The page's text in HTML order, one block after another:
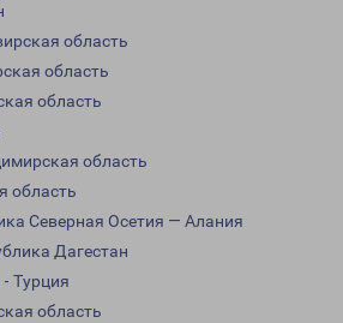
область
область
область
область
область
Северная Осетия — Алания
Дагестан
Турция
область